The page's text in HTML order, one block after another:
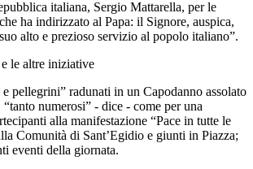
italiana, Sergio Mattarella, per le
ha indirizzato al Papa: il Signore, auspica,
alto e prezioso servizio al popolo italiano”.
le altre iniziative
pellegrini” radunati in un Capodanno assolato
numerosi” - dice - come per una
alla manifestazione “Pace in tutte le
Comunità di Sant’Egidio e giunti in Piazza;
eventi della giornata.